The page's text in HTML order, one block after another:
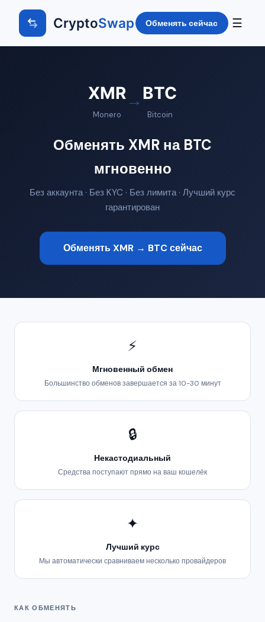
CryptoSwap Обменять сейчас ☰
XMR
Monero
→BTC
Bitcoin
Обменять XMR на BTC
мгновенно
Без аккаунта · Без KYC · Без лимита · Лучший курс
гарантирован
Обменять XMR → BTC сейчас
⚡
Мгновенный обмен
Большинство обменов завершается за 10-30 минут
🔒
Некастодиальный
Средства поступают прямо на ваш кошелёк
✦
Лучший курс
Мы автоматически сравниваем несколько провайдеров
КАК ОБМЕНЯТЬ